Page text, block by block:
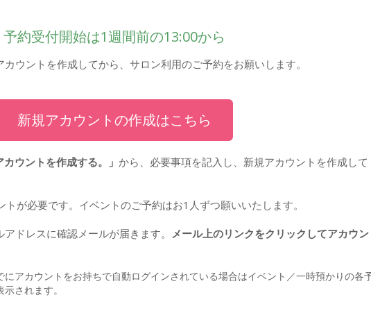
予約受付開始は1週間前の13:00から
ウントを作成してから、サロン利用のご予約をお願いします。
新規アカウントの作成はこちら
カウントを作成する。」 から、必要事項を記入し、新規アカウントを作成して
トが必要です。イベントのご予約はお1人ずつ願いいたします。
ドレスに確認メールが届きます。 メール上のリンクをクリックしてアカウン
アカウントをお持ちで自動ログインされている場合はイベント／一時預かりの各
されます。